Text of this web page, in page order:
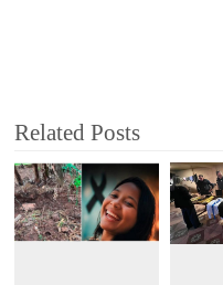
Related Posts